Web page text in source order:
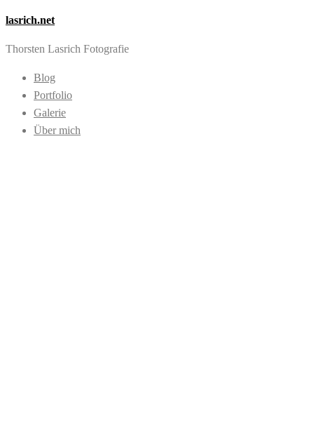
lasrich.net
Thorsten Lasrich Fotografie
Blog
Portfolio
Galerie
Über mich